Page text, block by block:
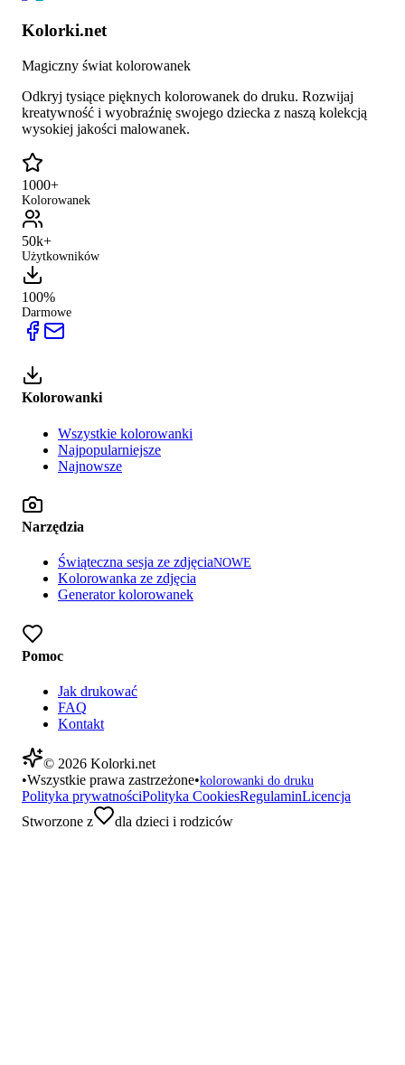
Kolorki.net
Magiczny świat kolorowanek
Odkryj tysiące pięknych kolorowanek do druku. Rozwijaj
kreatywność i wyobraźnię swojego dziecka z naszą kolekcją
wysokiej jakości malowanek.
1000+
Kolorowanek
50k+
Użytkowników
100%
Darmowe
Kolorowanki
Wszystkie kolorowanki
Najpopularniejsze
Najnowsze
Narzędzia
Świąteczna sesja ze zdjęciaNOWE
Kolorowanka ze zdjęcia
Generator kolorowanek
Pomoc
Jak drukować
FAQ
Kontakt
© 2026 Kolorki.net
•Wszystkie prawa zastrzeżone•kolorowanki do druku
Polityka prywatnościPolityka CookiesRegulaminLicencja
Stworzone z
dla dzieci i rodziców